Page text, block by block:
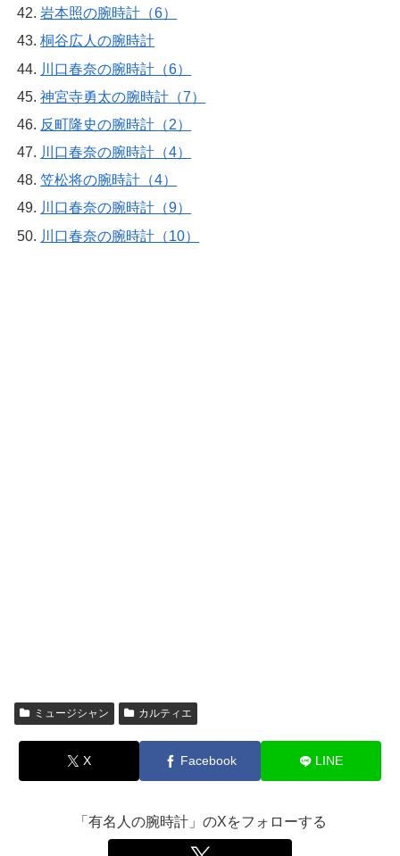
岩本照の腕時計（6）
桐谷広人の腕時計
川口春奈の腕時計（6）
神宮寺勇太の腕時計（7）
反町隆史の腕時計（2）
川口春奈の腕時計（4）
笠松将の腕時計（4）
川口春奈の腕時計（9）
川口春奈の腕時計（10）
ミュージシャン カルティエ
X Facebook LINE
「有名人の腕時計」のXをフォローする